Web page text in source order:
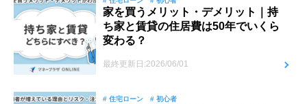
家を買うメリット・デメリット｜持
ち家と賃貸の住居費は50年でいくら
変わる？
最終更新日:2026/06/01
# 住宅ローン # 初心者